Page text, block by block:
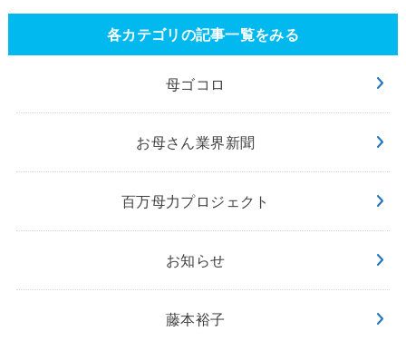
各カテゴリの記事一覧をみる
母ゴコロ
お母さん業界新聞
百万母力プロジェクト
お知らせ
藤本裕子